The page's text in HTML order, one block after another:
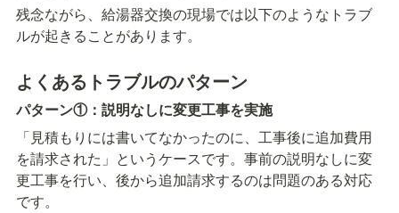
残念ながら、給湯器交換の現場では以下のようなトラブ
ルが起きることがあります。
よくあるトラブルのパターン
パターン①：説明なしに変更工事を実施
「見積もりには書いてなかったのに、工事後に追加費用
を請求された」というケースです。事前の説明なしに変
更工事を行い、後から追加請求するのは問題のある対応
です。